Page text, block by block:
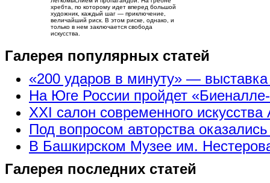
хребта, по которому идет вперед большой
художник, каждый шаг — приключение,
величайший риск. В этом риске, однако, и
только в нем заключается свобода
искусства.
Галерея популярных статей
«200 ударов в минуту» —
На Юге России пройдет
XXI салон современного искусства
Под вопросом авторства
В Башкирском Музее им.
Галерея последних статей